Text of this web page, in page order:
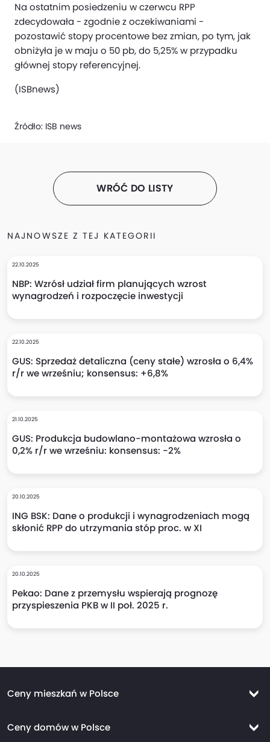
Na ostatnim posiedzeniu w czerwcu RPP
zdecydowała - zgodnie z oczekiwaniami -
pozostawić stopy procentowe bez zmian, po tym, jak
obniżyła je w maju o 50 pb, do 5,25% w przypadku
głównej stopy referencyjnej.
(ISBnews)
Źródło: ISB news
WRÓĆ DO LISTY
NAJNOWSZE Z TEJ KATEGORII
22.10.2025
NBP: Wzrósł udział firm planujących wzrost
wynagrodzeń i rozpoczęcie inwestycji
22.10.2025
GUS: Sprzedaż detaliczna (ceny stałe) wzrosła o 6,4%
r/r we wrześniu; konsensus: +6,8%
21.10.2025
GUS: Produkcja budowlano-montażowa wzrosła o
0,2% r/r we wrześniu: konsensus: -2%
20.10.2025
ING BSK: Dane o produkcji i wynagrodzeniach mogą
skłonić RPP do utrzymania stóp proc. w XI
20.10.2025
Pekao: Dane z przemysłu wspierają prognozę
przyspieszenia PKB w II poł. 2025 r.
Ceny mieszkań w Polsce
Ceny mieszkań Kraków
Ceny domów w Polsce